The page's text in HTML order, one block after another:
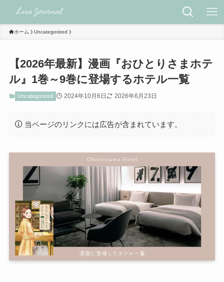
ホーム Uncategorized
【2026年最新】漫画『おひとりさまホテ
ル』1巻～9巻に登場するホテル一覧
Uncategorized 2024年10月6日 2026年6月23日
当ページのリンクには広告が含まれています。